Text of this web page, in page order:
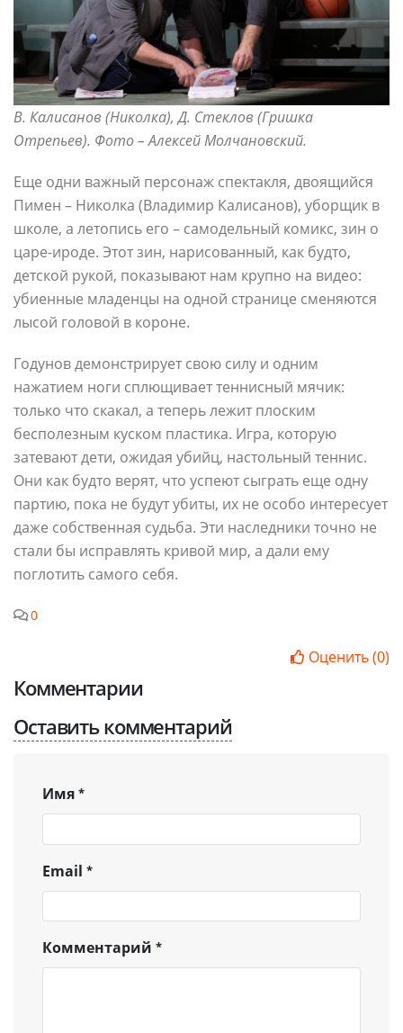
В. Калисанов (Николка), Д. Стеклов (Гришка
Отрепьев). Фото – Алексей Молчановский.
Еще одни важный персонаж спектакля, двоящийся
Пимен – Николка (Владимир Калисанов), уборщик в
школе, а летопись его – самодельный комикс, зин о
царе-ироде. Этот зин, нарисованный, как будто,
детской рукой, показывают нам крупно на видео:
убиенные младенцы на одной странице сменяются
лысой головой в короне.
Годунов демонстрирует свою силу и одним
нажатием ноги сплющивает теннисный мячик:
только что скакал, а теперь лежит плоским
бесполезным куском пластика. Игра, которую
затевают дети, ожидая убийц, настольный теннис.
Они как будто верят, что успеют сыграть еще одну
партию, пока не будут убиты, их не особо интересует
даже собственная судьба. Эти наследники точно не
стали бы исправлять кривой мир, а дали ему
поглотить самого себя.
0
Оценить(0)
Комментарии
Оставить комментарий
Имя
Email
Комментарий